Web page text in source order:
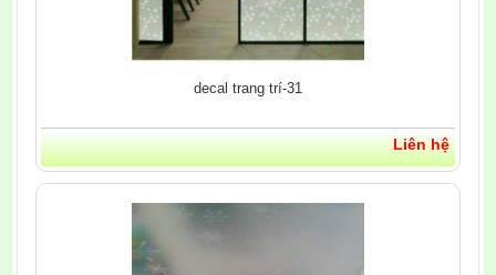
decal trang trí-31
Liên hệ